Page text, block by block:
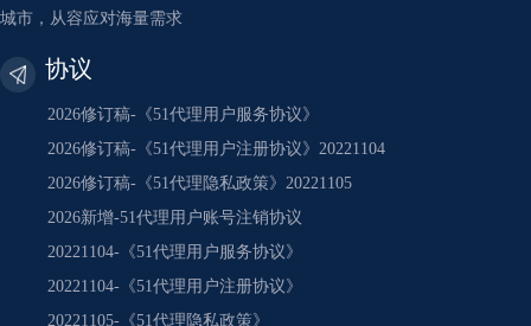
城市，从容应对海量需求
协议
2026修订稿-《51代理用户服务协议》
2026修订稿-《51代理用户注册协议》20221104
2026修订稿-《51代理隐私政策》20221105
2026新增-51代理用户账号注销协议
20221104-《51代理用户服务协议》
20221104-《51代理用户注册协议》
20221105-《51代理隐私政策》